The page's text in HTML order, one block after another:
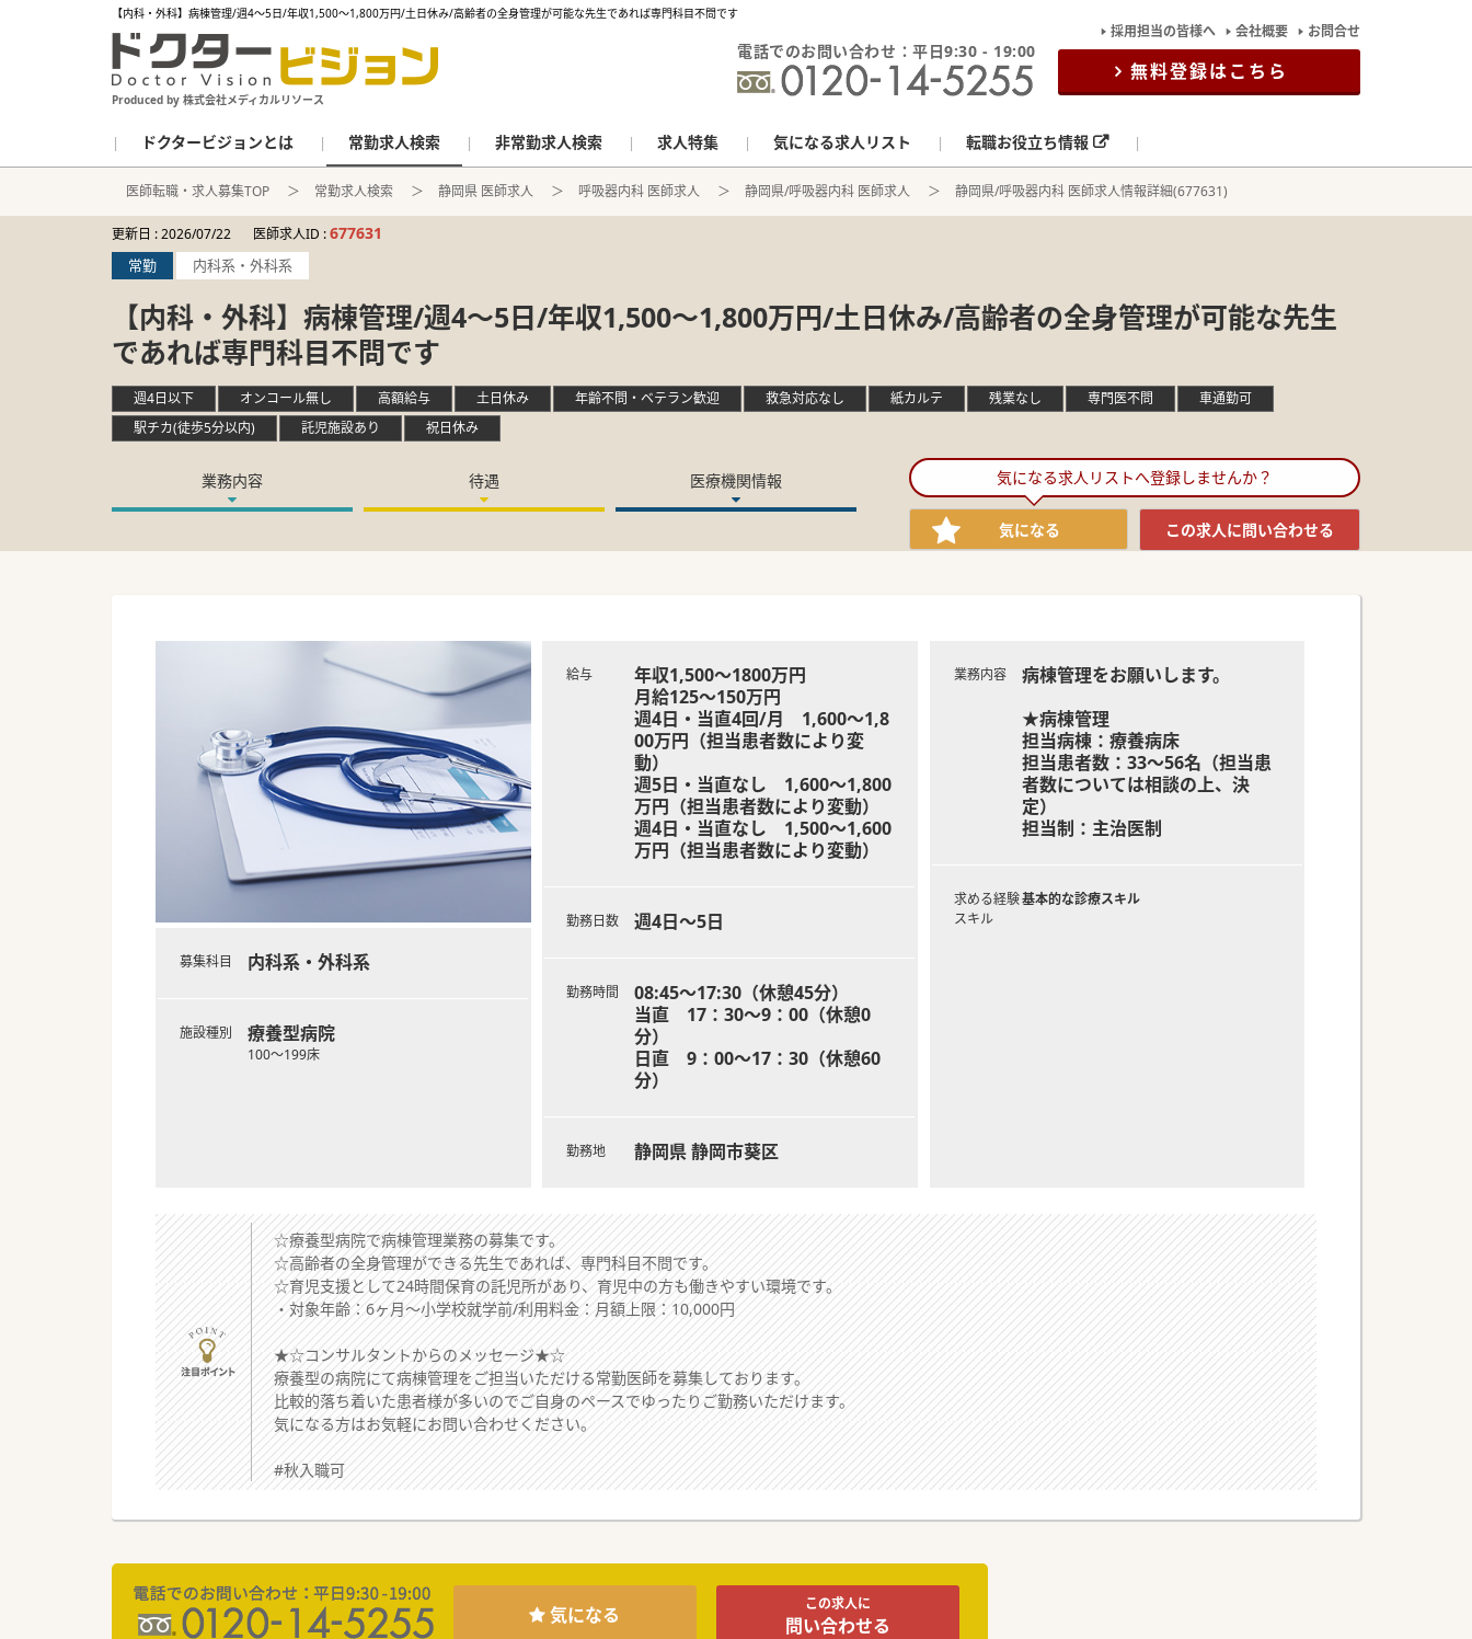
【内科・外科】病棟管理/週4～5日/年収1,500～1,800万円/土日休み/高齢者の全身管理が可能な先生であれば専門科目不問です
Produced by 株式会社メディカルリソース
電話でのお問い合わせ：平日9:30 - 19:00
採用担当の皆様へ 会社概要 お問合せ
無料登録はこちら
ドクタービジョンとは 常勤求人検索 非常勤求人検索 求人特集 気になる求人リスト 転職お役立ち情報
医師転職・求人募集TOP 常勤求人検索 静岡県 医師求人 呼吸器内科 医師求人 静岡県/呼吸器内科 医師求人 静岡県/呼吸器内科 医師求人情報詳細(677631)
更新日 :2026/07/22 医師求人ID :677631
常勤 内科系・外科系
【内科・外科】病棟管理/週4～5日/年収1,500～1,800万円/土日休み/高齢者の全身管理が可能な先生
であれば専門科目不問です
週4日以下 オンコール無し 高額給与 土日休み 年齢不問・ベテラン歓迎 救急対応なし 紙カルテ 残業なし 専門医不問
車通勤可
駅チカ(徒歩5分以内)
託児施設あり 祝日休み
業務内容 待遇 医療機関情報 気になる求人リストへ登録しませんか？
気になる この求人に問い合わせる
募集科目 内科系・外科系
施設種別 療養型病院
100～199床
給与
年収1,500～1800万円
月給125～150万円
週4日・当直4回/月 1,600～1,8
00万円（担当患者数により変
動）
週5日・当直なし 1,600～1,800
万円（担当患者数により変動）
週4日・当直なし 1,500～1,600
万円（担当患者数により変動）
勤務日数 週4日～5日
勤務時間
08:45～17:30（休憩45分）
当直 17：30～9：00（休憩0
分）
日直 9：00～17：30（休憩60
分）
勤務地 静岡県 静岡市葵区
業務内容
病棟管理をお願いします。
★病棟管理
担当病棟：療養病床
担当患者数：33～56名（担当患
者数については相談の上、決
定）
担当制：主治医制
求める経験
スキル
基本的な診療スキル
☆療養型病院で病棟管理業務の募集です。
☆高齢者の全身管理ができる先生であれば、専門科目不問です。
☆育児支援として24時間保育の託児所があり、育児中の方も働きやすい環境です。
・対象年齢：6ヶ月～小学校就学前/利用料金：月額上限：10,000円
★☆コンサルタントからのメッセージ★☆
療養型の病院にて病棟管理をご担当いただける常勤医師を募集しております。
比較的落ち着いた患者様が多いのでご自身のペースでゆったりご勤務いただけます。
気になる方はお気軽にお問い合わせください。
#秋入職可
気になる この求人に
問い合わせる